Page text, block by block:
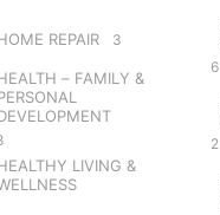
REPAIR 3
– FAMILY &
LIVING &
6
2